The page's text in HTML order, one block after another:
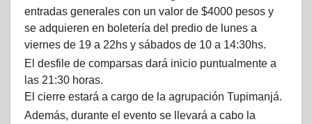
entradas generales con un valor de $4000 pesos y
se adquieren en boletería del predio de lunes a
viernes de 19 a 22hs y sábados de 10 a 14:30hs.
El desfile de comparsas dará inicio puntualmente a
las 21:30 horas.
El cierre estará a cargo de la agrupación Tupimanjá.
Además, durante el evento se llevará a cabo la